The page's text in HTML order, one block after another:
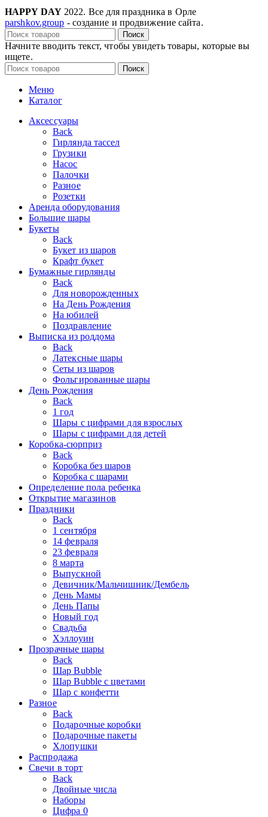
HAPPY DAY 2022. Все для праздника в Орле
parshkov.group - создание и продвижение сайта.
Поиск
Начните вводить текст, чтобы увидеть товары, которые вы
ищете.
Поиск
Меню
Каталог
Аксессуары
Back
Гирлянда тассел
Грузики
Насос
Палочки
Разное
Розетки
Аренда оборудования
Большие шары
Букеты
Back
Букет из шаров
Крафт букет
Бумажные гирлянды
Back
Для новорожденных
На День Рождения
На юбилей
Поздравление
Выписка из роддома
Back
Латексные шары
Сеты из шаров
Фольгированные шары
День Рождения
Back
1 год
Шары с цифрами для взрослых
Шары с цифрами для детей
Коробка-сюрприз
Back
Коробка без шаров
Коробка с шарами
Определение пола ребенка
Открытие магазинов
Праздники
Back
1 сентября
14 февраля
23 февраля
8 марта
Выпускной
Девичник/Мальчишник/Дембель
День Мамы
День Папы
Новый год
Свадьба
Хэллоуин
Прозрачные шары
Back
Шар Bubble
Шар Bubble с цветами
Шар с конфетти
Разное
Back
Подарочные коробки
Подарочные пакеты
Хлопушки
Распродажа
Свечи в торт
Back
Двойные числа
Наборы
Цифра 0